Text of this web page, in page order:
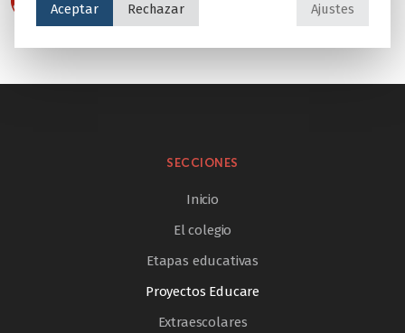
SECCIONES
Inicio
El colegio
Etapas educativas
Proyectos Educare
Extraescolares
Aceptar Rechazar Ajustes